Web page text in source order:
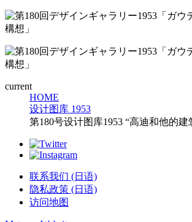
current
HOME
设计图库 1953
第180号设计图库1953 “高迪和他的建
联系我们 (日语)
隐私政策 (日语)
访问地图